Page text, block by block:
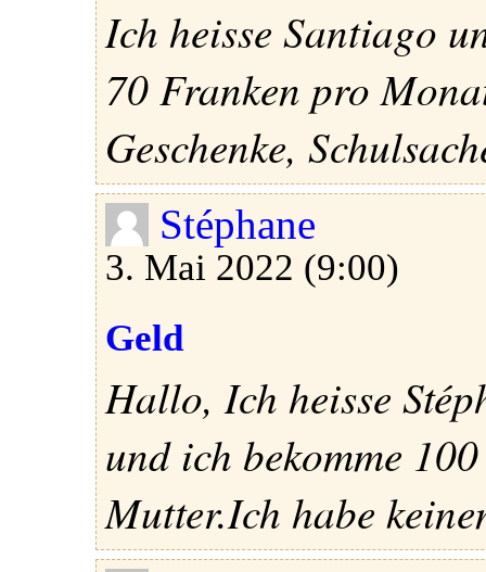
Ich heisse Santiago
70 Franken pro
Geschenke,
Stéphane
3. Mai 2022 (9:00)
Geld
Hallo, Ich heisse
und ich bekomme
Mutter.Ich habe